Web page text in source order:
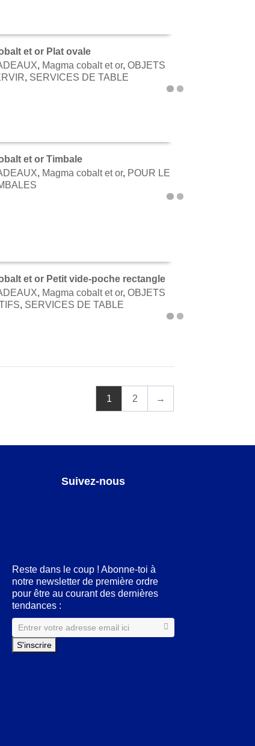
PANIER
et or Plat ovale
, Magma cobalt et or, OBJETS
, SERVICES DE TABLE
PANIER
et or Timbale
, Magma cobalt et or, POUR LE
PANIER
et or Petit vide-poche rectangle
, Magma cobalt et or, OBJETS
, SERVICES DE TABLE
1 2 →
Suivez-nous
Reste dans le coup ! Abonne-toi à
notre newsletter de première ordre
pour être au courant des dernières
tendances :